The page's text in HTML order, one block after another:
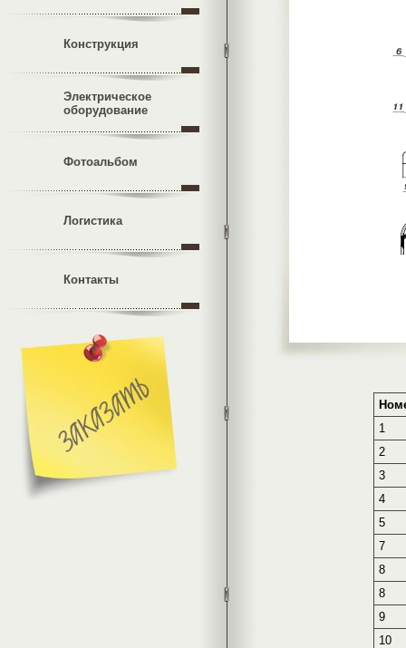
Конструкция
Электрическое
оборудование
Фотоальбом
Логистика
Контакты
1
2
3
4
5
7
8
8
9
10